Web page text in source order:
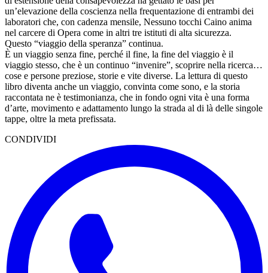
un’elevazione della coscienza nella frequentazione di entrambi dei
laboratori che, con cadenza mensile, Nessuno tocchi Caino anima
nel carcere di Opera come in altri tre istituti di alta sicurezza.
Questo “viaggio della speranza” continua.
È un viaggio senza fine, perché il fine, la fine del viaggio è il
viaggio stesso, che è un continuo “invenire”, scoprire nella ricerca…
cose e persone preziose, storie e vite diverse. La lettura di questo
libro diventa anche un viaggio, convinta come sono, e la storia
raccontata ne è testimonianza, che in fondo ogni vita è una forma
d’arte, movimento e adattamento lungo la strada al di là delle singole
tappe, oltre la meta prefissata.
CONDIVIDI